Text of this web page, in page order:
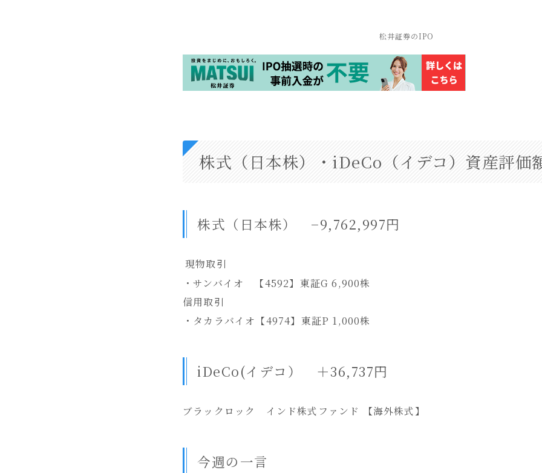
松井証券のIPO
株式（日本株）・iDeCo（イデコ）資産評価
株式（日本株） −9,762,997円
現物取引
・サンバイオ 【4592】東証G 6,900株
信用取引
・タカラバイオ【4974】東証P 1,000株
iDeCo(イデコ） ＋36,737円
ブラックロック インド株式ファンド 【海外株式】
今週の一言